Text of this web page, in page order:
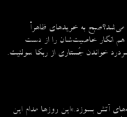
به خریدهای ظاهراً
انگار خاصیت‌شان را از دست
خواندن جُستاری از ربکا سولنیت.
آتش بسوزد.»این روزها مدام این